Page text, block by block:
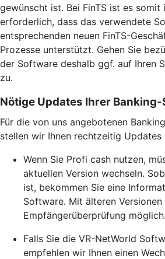
gewünscht ist. Bei FinTS ist es somit
erforderlich, dass das verwendete
entsprechenden neuen FinTS-
Prozesse unterstützt. Gehen Sie
der Software deshalb ggf. auf Ihren
zu.
Nötige Updates Ihrer
Für die von uns angebotenen
stellen wir Ihnen rechtzeitig Updates
Wenn Sie Profi cash nutzen,
aktuellen Version wechseln.
ist, bekommen Sie eine
Software. Mit älteren
Empfängerüberprüfung möglich.
Falls Sie die VR-NetWorld
empfehlen wir Ihnen einen